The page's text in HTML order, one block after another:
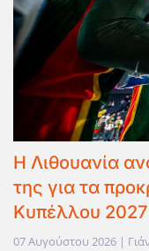
Η Λιθουανία
της για τα
Κυπέλλου 2027
07 Αυγούστου 2026 |